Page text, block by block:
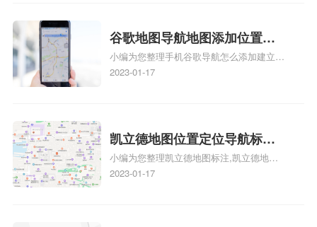
地图标注服务中心铺招牌相关地图标注知
识，详情可查看下方正文！
谷歌地图导航地图添加位置？
添加谷歌地图导航位置？
小编为您整理手机谷歌导航怎么添加建立多
人位置、如何在地图，谷歌地图添加公司位
2023-01-17
凯立德地图位置定位导航标
注？凯立德地图位置定位,导航,
标注？
小编为您整理凯立德地图标注,凯立德地图
标注怎么做啊、凯立德地图标注,凯立德地
2023-01-17